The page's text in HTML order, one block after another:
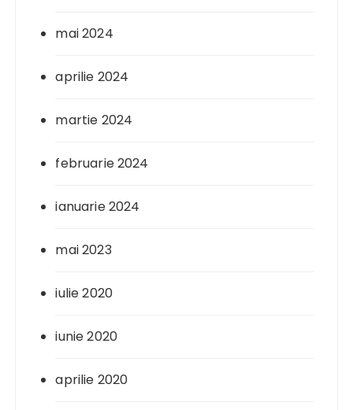
mai 2024
aprilie 2024
martie 2024
februarie 2024
ianuarie 2024
mai 2023
iulie 2020
iunie 2020
aprilie 2020